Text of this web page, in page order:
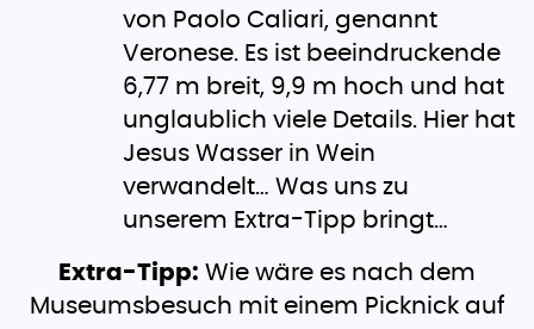
von Paolo Caliari, genannt
Veronese. Es ist beeindruckende
6,77 m breit, 9,9 m hoch und hat
unglaublich viele Details. Hier hat
Jesus Wasser in Wein
verwandelt… Was uns zu
unserem Extra-Tipp bringt…
Extra-Tipp: Wie wäre es nach dem
Museumsbesuch mit einem Picknick auf